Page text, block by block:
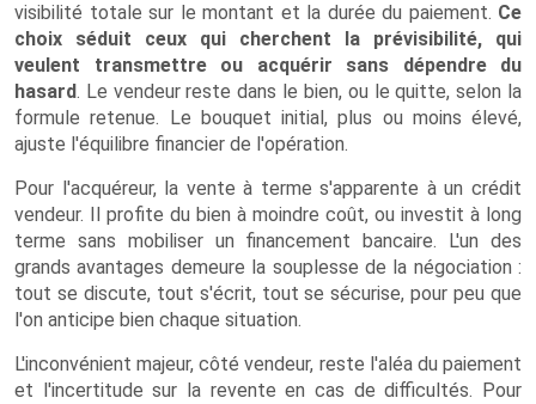
visibilité totale sur le montant et la durée du paiement. Ce
choix séduit ceux qui cherchent la prévisibilité, qui
veulent transmettre ou acquérir sans dépendre du
hasard. Le vendeur reste dans le bien, ou le quitte, selon la
formule retenue. Le bouquet initial, plus ou moins élevé,
ajuste l'équilibre financier de l'opération.
Pour l'acquéreur, la vente à terme s'apparente à un crédit
vendeur. Il profite du bien à moindre coût, ou investit à long
terme sans mobiliser un financement bancaire. L'un des
grands avantages demeure la souplesse de la négociation :
tout se discute, tout s'écrit, tout se sécurise, pour peu que
l'on anticipe bien chaque situation.
L'inconvénient majeur, côté vendeur, reste l'aléa du paiement
et l'incertitude sur la revente en cas de difficultés. Pour